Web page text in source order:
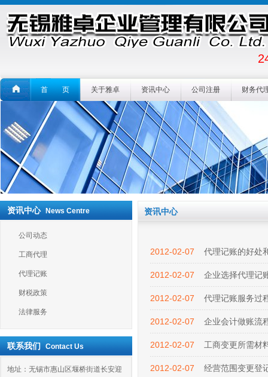
首 页 关于雅卓 资讯中心 公司注册 财务代
资讯中心 News Centre
公司动态
工商代理
代理记账
财税政策
法律服务
联系我们 Contact Us
地址：无锡市惠山区堰桥街道长安迎
资讯中心
2012-02-07 代理记账的好处
2012-02-07 企业选择代理记
2012-02-07 代理记账服务过
2012-02-07 企业会计做账流
2012-02-07 工商变更所需材
2012-02-07 经营范围变更登